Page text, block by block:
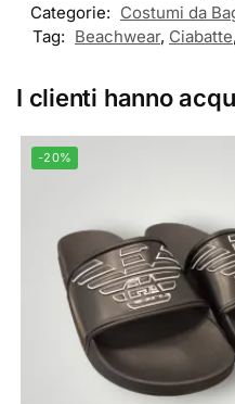
Categorie: Costumi da
Tag: Beachwear, Ciabatte,
I clienti hanno
-20%